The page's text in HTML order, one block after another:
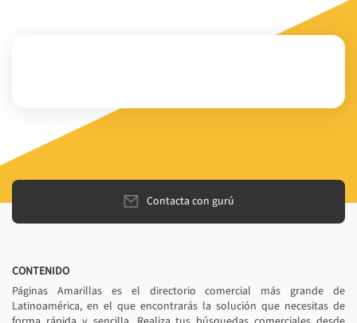
Contacta con gurú
CONTENIDO
Páginas Amarillas es el directorio comercial más grande de
Latinoamérica, en el que encontrarás la solución que necesitas de